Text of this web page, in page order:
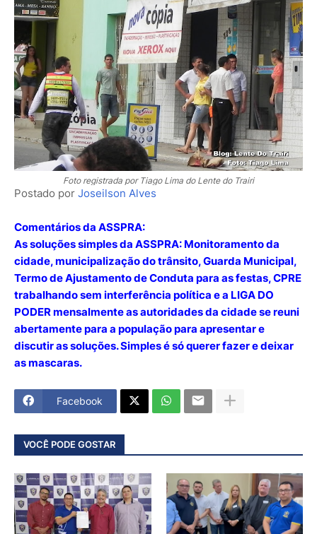
Foto registrada por Tiago Lima do Lente do Trairi
Postado por Joseilson Alves
Comentários da ASSPRA:
As soluções simples da ASSPRA: Monitoramento da
cidade, municipalização do trânsito, Guarda Municipal,
Termo de Ajustamento de Conduta para as festas, CPRE
trabalhando sem interferência política e a LIGA DO
PODER mensalmente as autoridades da cidade se reuni
abertamente para a população para apresentar e
discutir as soluções. Simples é só querer fazer e deixar
as mascaras.
Facebook
VOCÊ PODE GOSTAR